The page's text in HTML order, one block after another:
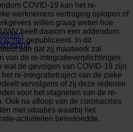
COVID-19 kan het re-
werknemers vertraging oplopen of
willen graag weten hoe
heeft daarom een addendum
gepubliceerd. In dit
aan dat zij maatwerk zal
van de re-integratieverplichtingen.
wat de gevolgen van COVID-19 zijn
re-integratietraject van de zieke
vervolgens of zij deze redenen
voor het stagneren van de re-
Ook na afloop van de coronacrisis
met situaties waarbij het
activiteiten beïnvloedde.